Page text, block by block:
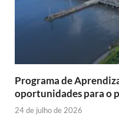
Programa de
oportunidades para o
24 de julho de 2026